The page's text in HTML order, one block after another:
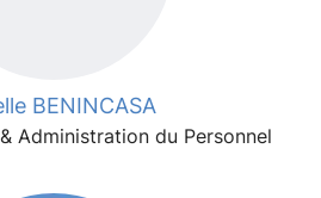
BENINCASA
Administration du Personnel